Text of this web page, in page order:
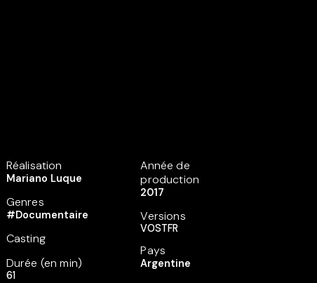
Réalisation
Mariano Luque
Genres
#Documentaire
Casting
Durée (en min)
61
Année de
production
2017
Versions
VOSTFR
Pays
Argentine